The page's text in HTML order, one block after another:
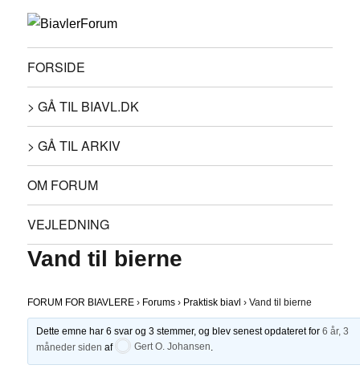
FORSIDE
> GÅ TIL BIAVL.DK
> GÅ TIL ARKIV
OM FORUM
VEJLEDNING
Vand til bierne
FORUM FOR BIAVLERE › Forums › Praktisk biavl › Vand til bierne
Dette emne har 6 svar og 3 stemmer, og blev senest opdateret for 6 år, 3
måneder siden af Gert O. Johansen